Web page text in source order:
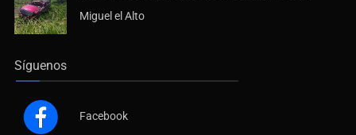
Miguel el Alto
Síguenos
Facebook